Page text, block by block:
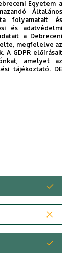
Egyetem a
Általános
folyamatait és
és adatvédelmi
a Debreceni
megfelelve az
A GDPR előírásait
amelyet az
tájékoztató. DE